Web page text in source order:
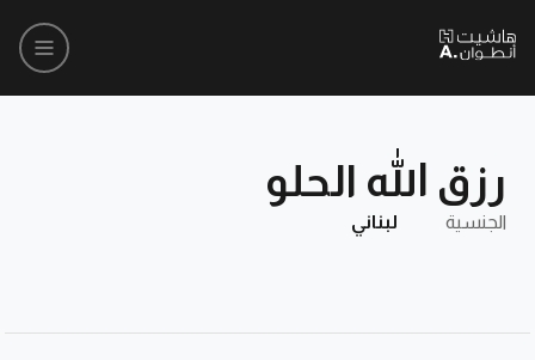
رزق الله الحلو
الجنسية لبناني